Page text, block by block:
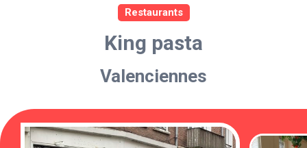
Restaurants
King pasta
Valenciennes